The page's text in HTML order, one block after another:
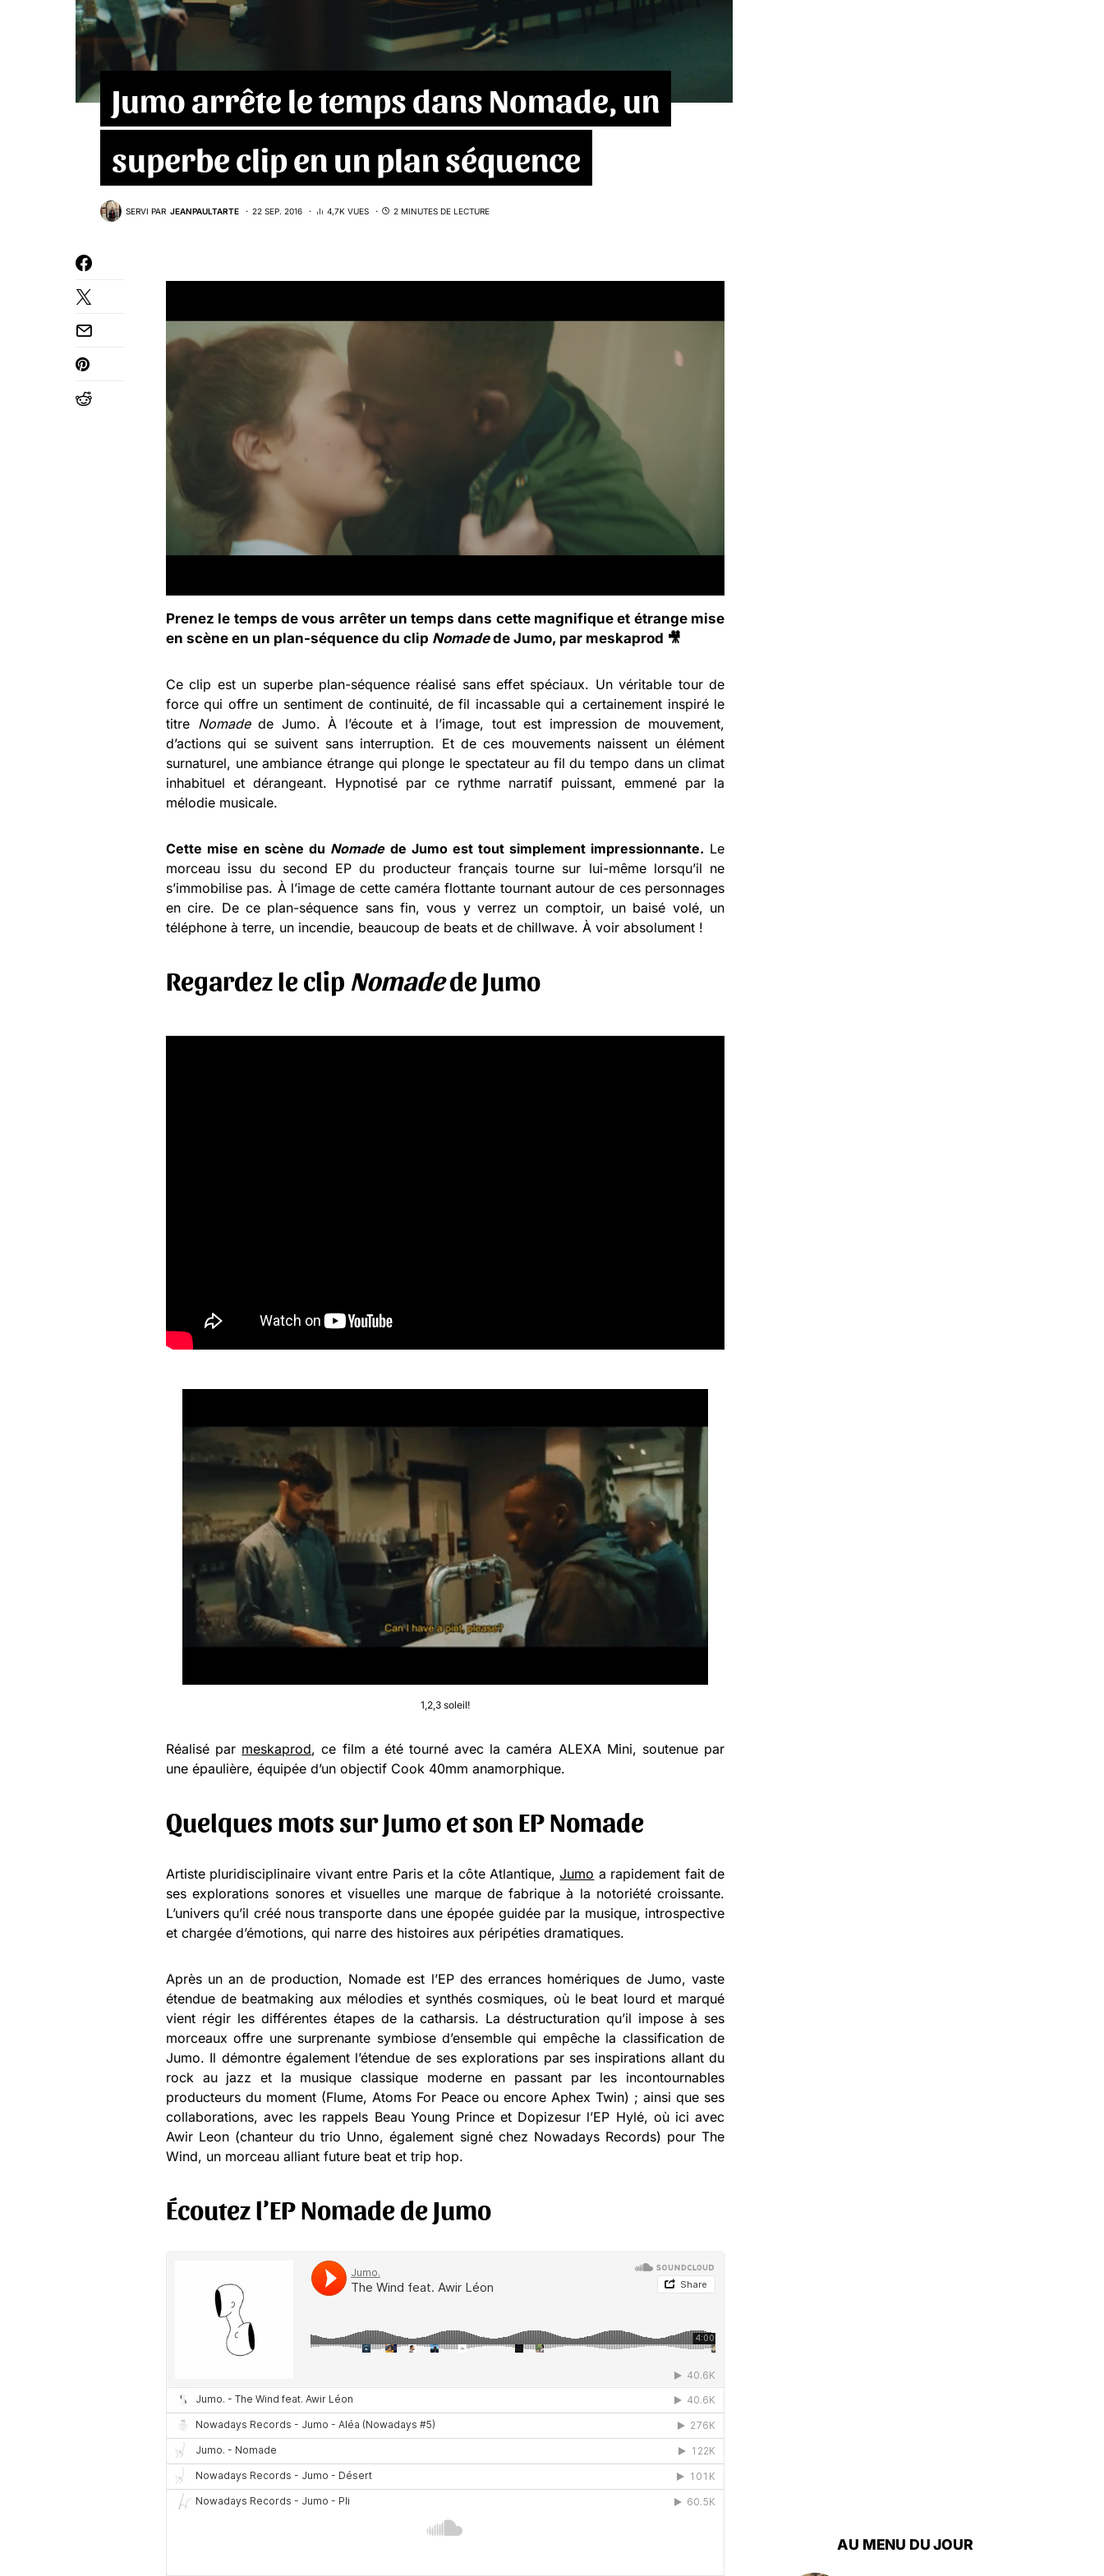
Jumo arrête le temps dans Nomade, un
superbe clip en un plan séquence
SERVI PAR JEANPAULTARTE 22 SEP. 2016 4,7K VUES 2 MINUTES DE LECTURE
Prenez le temps de vous arrêter un temps dans cette magnifique et étrange mise
en scène en un plan-séquence du clip Nomadede Jumo, par meskaprod 🎥
Ce clip est un superbe plan-séquence réalisé sans effet spéciaux. Un véritable tour de
force qui offre un sentiment de continuité, de fil incassable qui a certainement inspiré le
titre Nomadede Jumo. À l’écoute et à l’image, tout est impression de mouvement,
d’actions qui se suivent sans interruption. Et de ces mouvements naissent un élément
surnaturel, une ambiance étrange qui plonge le spectateur au fil du tempo dans un climat
inhabituel et dérangeant. Hypnotisé par ce rythme narratif puissant, emmené par la
mélodie musicale.
Cette mise en scène du Nomadede Jumo est tout simplement impressionnante. Le
morceau issu du second EP du producteur français tourne sur lui-même lorsqu’il ne
s’immobilise pas. À l’image de cette caméra flottante tournant autour de ces personnages
en cire. De ce plan-séquence sans fin, vous y verrez un comptoir, un baisé volé, un
téléphone à terre, un incendie, beaucoup de beats et de chillwave. À voir absolument !
Regardez le clip Nomadede Jumo
1,2,3 soleil!
Réalisé par meskaprod, ce film a été tourné avec la caméra ALEXA Mini, soutenue par
une épaulière, équipée d’un objectif Cook 40mm anamorphique.
Quelques mots sur Jumo et son EP Nomade
Artiste pluridisciplinaire vivant entre Paris et la côte Atlantique,Jumo a rapidement fait de
ses explorations sonores et visuelles une marque de fabrique à la notoriété croissante.
L’univers qu’il créé nous transporte dans une épopée guidée par la musique, introspective
et chargée d’émotions, qui narre des histoires aux péripéties dramatiques.
Après un an de production, Nomade est l’EP des errances homériques de Jumo, vaste
étendue de beatmaking aux mélodies et synthés cosmiques, où le beat lourd et marqué
vient régir les différentes étapes de la catharsis. La déstructuration qu’il impose à ses
morceaux offre une surprenante symbiose d’ensemble qui empêche la classification de
Jumo. Il démontre également l’étendue de ses explorations par ses inspirations allant du
rock au jazz et la musique classique moderne en passant par les incontournables
producteurs du moment (Flume, Atoms For Peace ou encore Aphex Twin) ; ainsi que ses
collaborations, avec les rappels Beau Young Prince et Dopizesur l’EP Hylé, où ici avec
Awir Leon (chanteur du trio Unno, également signé chez Nowadays Records) pour The
Wind, un morceau alliant future beat et trip hop.
Écoutez l’EP Nomade de Jumo
AU MENU DU JOUR